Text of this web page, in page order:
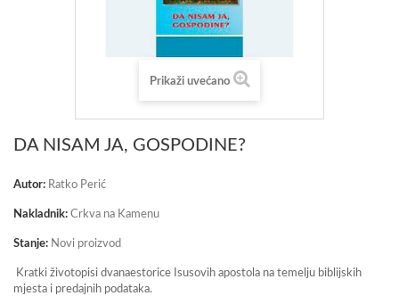
Prikaži uvećano
DA NISAM JA, GOSPODINE?
Autor: Ratko Perić
Nakladnik: Crkva na Kamenu
Stanje: Novi proizvod
Kratki životopisi dvanaestorice Isusovih apostola na temelju biblijskih
mjesta i predajnih podataka.